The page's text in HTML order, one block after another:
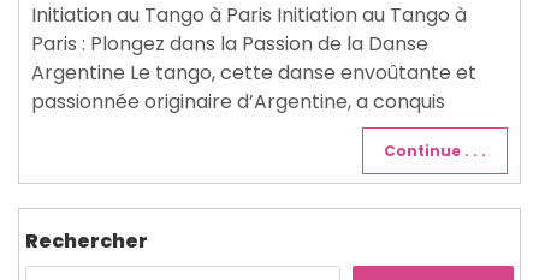
Initiation au Tango à Paris Initiation au Tango à
Paris : Plongez dans la Passion de la Danse
Argentine Le tango, cette danse envoûtante et
passionnée originaire d’Argentine, a conquis
Continue . . .
Rechercher